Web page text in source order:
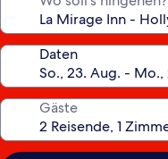
Daten
Gäste